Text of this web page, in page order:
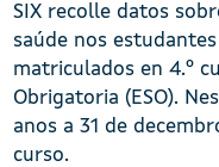
SIX recolle datos
saúde nos
matriculados en 4.º
Obrigatoria (ESO).
anos a 31 de
curso.